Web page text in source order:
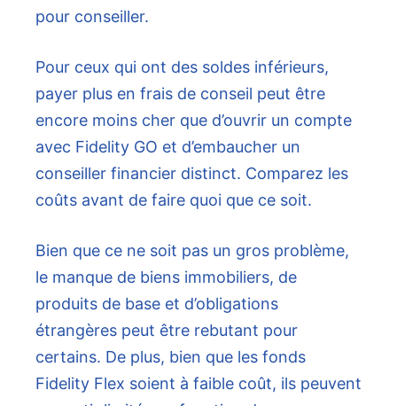
pour conseiller.
Pour ceux qui ont des soldes inférieurs,
payer plus en frais de conseil peut être
encore moins cher que d’ouvrir un compte
avec Fidelity GO et d’embaucher un
conseiller financier distinct. Comparez les
coûts avant de faire quoi que ce soit.
Bien que ce ne soit pas un gros problème,
le manque de biens immobiliers, de
produits de base et d’obligations
étrangères peut être rebutant pour
certains. De plus, bien que les fonds
Fidelity Flex soient à faible coût, ils peuvent